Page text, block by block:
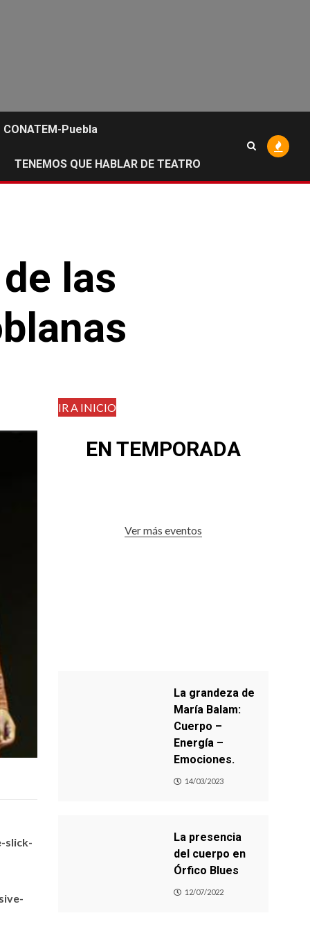
CONATEM-Puebla
TENEMOS QUE HABLAR DE TEATRO
las
slick-
IR A INICIO
EN TEMPORADA
Ver más eventos
La grandeza de
María Balam:
Cuerpo –
Energía –
Emociones.
14/03/2023
La presencia
del cuerpo en
Órfico Blues
12/07/2022